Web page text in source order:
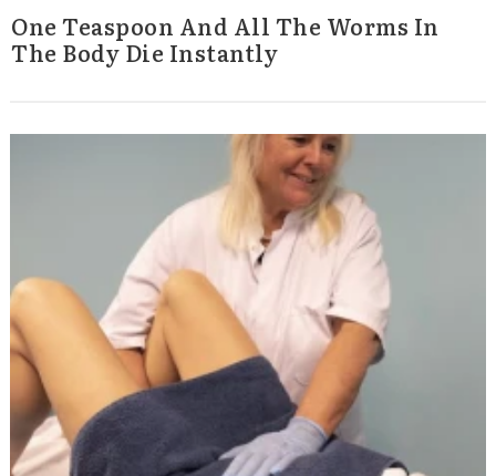
One Teaspoon And All The Worms In
The Body Die Instantly